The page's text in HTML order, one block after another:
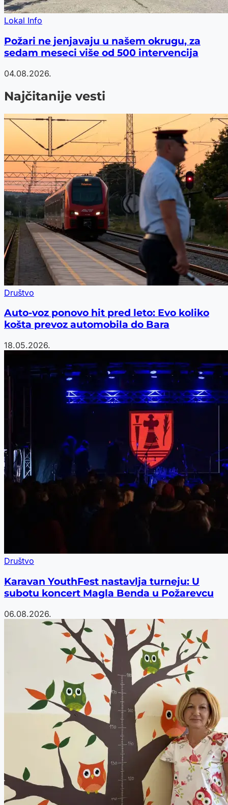
Lokal Info
Požari ne jenjavaju u našem okrugu, za
sedam meseci više od 500 intervencija
04.08.2026.
Najčitanije vesti
Društvo
Auto-voz ponovo hit pred leto: Evo koliko
košta prevoz automobila do Bara
18.05.2026.
Društvo
Karavan YouthFest nastavlja turneju: U
subotu koncert Magla Benda u Požarevcu
06.08.2026.